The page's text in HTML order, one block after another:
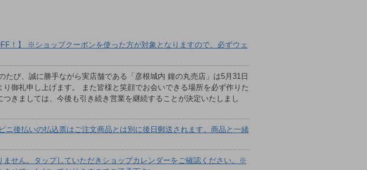
！】 ※ショップクーポンを使った方が対象となりますので、必ずウェ
び、誠に勝手ながら実店舗である「彦根城内 鐘の丸売店」は5月31日
御礼申し上げます。 また皆様と笑顔でお会いできる場所を必ず作りた
きましては、今後も引き続き営業を継続することが決定いたしまし
後払いの払込票はご注文商品とは別に後日郵送されます。商品と一緒
せん。タップしていただきショップカレンダーをご確認ください。※